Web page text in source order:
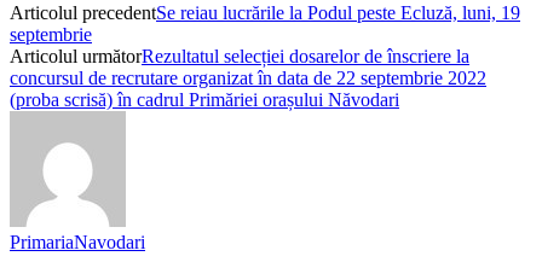
Articolul precedentSe reiau lucrările la Podul peste Ecluză, luni, 19
septembrie
Articolul următorRezultatul selecției dosarelor de înscriere la
concursul de recrutare organizat în data de 22 septembrie 2022
(proba scrisă) în cadrul Primăriei orașului Năvodari
PrimariaNavodari